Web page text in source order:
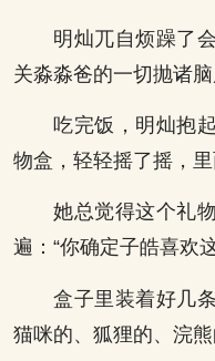
明灿兀自烦躁了
关淼淼爸的一切抛诸脑
吃完饭，明灿抱
物盒，轻轻摇了摇，
她总觉得这个礼
遍：“你确定子皓喜欢
盒子里装着好几
猫咪的、狐狸的、浣